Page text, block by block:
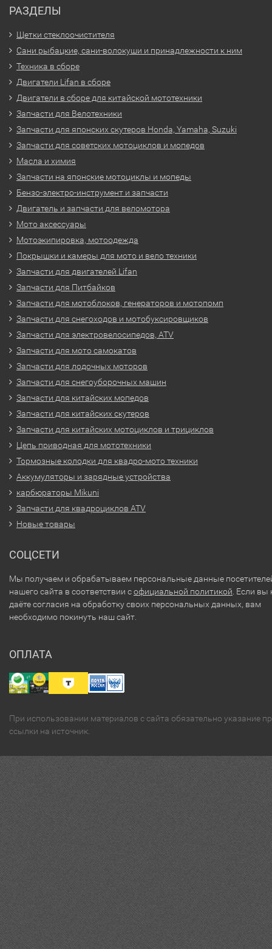
РАЗДЕЛЫ
Щетки стеклоочистителя
Сани рыбацкие, сани-волокуши и принадлежности к ним
Техника в сборе
Двигатели Lifan в сборе
Двигатели в сборе для китайской мототехники
Запчасти для Велотехники
Запчасти для японских скутеров Honda, Yamaha, Suzuki
Запчасти для советских мотоциклов и мопедов
Масла и химия
Запчасти на японские мотоциклы и мопеды
Бензо-электро-инструмент и запчасти
Двигатель и запчасти для веломотора
Мото аксессуары
Мотоэкипировка, мотоодежда
Покрышки и камеры для мото и вело техники
Запчасти для двигателей Lifan
Запчасти для Питбайков
Запчасти для мотоблоков, генераторов и мотопомп
Запчасти для снегоходов и мотобуксировщиков
Запчасти для электровелосипедов, ATV
Запчасти для мото самокатов
Запчасти для лодочных моторов
Запчасти для снегоуборочных машин
Запчасти для китайских мопедов
Запчасти для китайских скутеров
Запчасти для китайских мотоциклов и трициклов
Цепь приводная для мототехники
Тормозные колодки для квадро-мото техники
Аккумуляторы и зарядные устройства
карбюраторы Mikuni
Запчасти для квадроциклов ATV
Новые товары
СОЦСЕТИ
Мы получаем и обрабатываем персональные данные
нашего сайта в соответствии софициальной политикой . Если вы
даёте согласия на обработку своих персональных данных, вам
необходимо покинуть наш сайт.
ОПЛАТА
При использовании материалов с сайта обязательно указание
ссылки на источник.